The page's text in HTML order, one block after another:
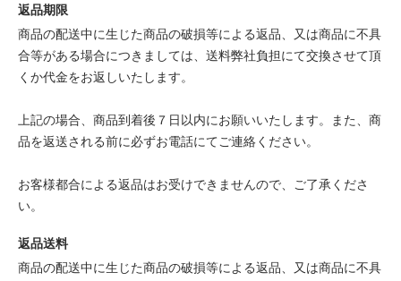
返品期限
商品の配送中に生じた商品の破損等による返品、又は商品に不具
合等がある場合につきましては、送料弊社負担にて交換させて頂
くか代金をお返しいたします。
上記の場合、商品到着後７日以内にお願いいたします。また、商
品を返送される前に必ずお電話にてご連絡ください。
お客様都合による返品はお受けできませんので、ご了承くださ
い。
返品送料
商品の配送中に生じた商品の破損等による返品、又は商品に不具